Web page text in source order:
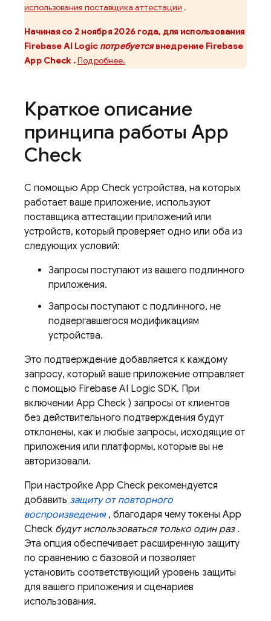
использования поставщика аттестации .
Начиная со 2 ноября 2026 года, для использования
Firebase AI Logic потребуетсявнедрение Firebase
App Check .Подробнее.
Краткое описание
принципа работы App
Check
С помощью App Check устройства, на которых
работает ваше приложение, используют
поставщика аттестации приложений или
устройств, который проверяет одно или оба из
следующих условий:
Запросы поступают из вашего подлинного
приложения.
Запросы поступают с подлинного, не
подвергавшегося модификациям
устройства.
Это подтверждение добавляется к каждому
запросу, который ваше приложение отправляет
с помощью Firebase AI Logic SDK. При
включении App Check ) запросы от клиентов
без действительного подтверждения будут
отклонены, как и любые запросы, исходящие от
приложения или платформы, которые вы не
авторизовали.
При настройке App Check рекомендуется
добавить защиту от повторного
воспроизведения, благодаря чему токены App
Check будут использоваться только один раз.
Эта опция обеспечивает расширенную защиту
по сравнению с базовой и позволяет
установить соответствующий уровень защиты
для вашего приложения и сценариев
использования.